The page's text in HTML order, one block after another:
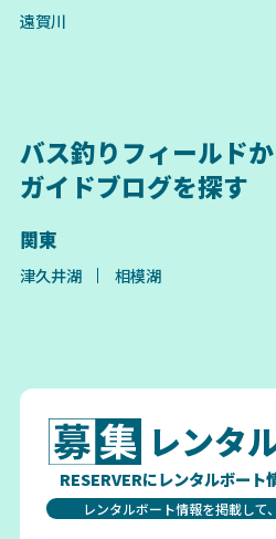
遠賀川
バス釣りフィールド
ガイドブログを探す
関東
津久井湖 相模湖
レンタ
RESERVERにレンタルボート
レンタルボート情報を掲載して